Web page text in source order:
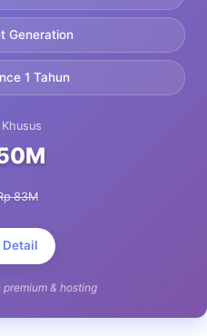
Generation
1 Tahun
83M
Detail
& hosting